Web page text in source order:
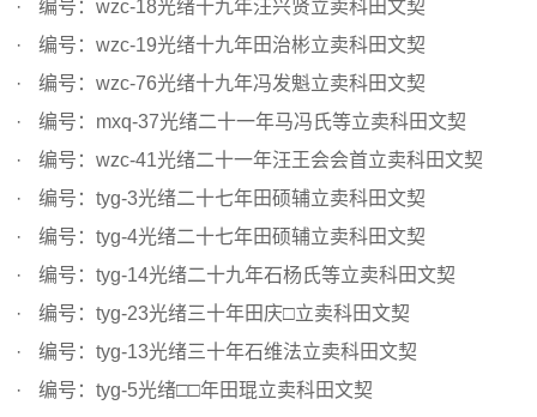
编号：wzc-18光绪十九年汪兴贤立卖科田文契
编号：wzc-19光绪十九年田治彬立卖科田文契
编号：wzc-76光绪十九年冯发魁立卖科田文契
编号：mxq-37光绪二十一年马冯氏等立卖科田文契
编号：wzc-41光绪二十一年汪王会会首立卖科田文契
编号：tyg-3光绪二十七年田硕辅立卖科田文契
编号：tyg-4光绪二十七年田硕辅立卖科田文契
编号：tyg-14光绪二十九年石杨氏等立卖科田文契
编号：tyg-23光绪三十年田庆□立卖科田文契
编号：tyg-13光绪三十年石维法立卖科田文契
编号：tyg-5光绪□□年田琨立卖科田文契